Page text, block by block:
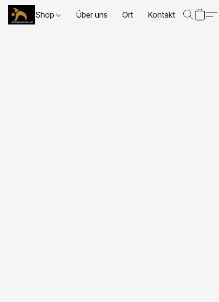
Shop Über uns Ort Kontakt